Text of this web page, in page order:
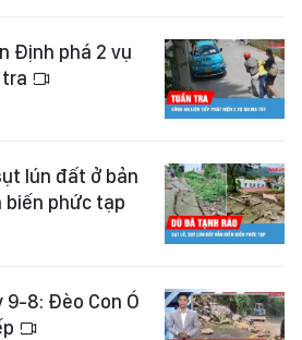
Định phá 2 vụ
lún đất ở bản
biến phức tạp
8: Đèo Con Ó